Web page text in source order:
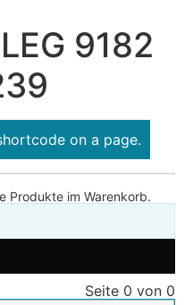
9182
on a page.
Produkte im Warenkorb.
Seite 0 von 0